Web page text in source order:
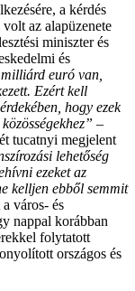
a kérdés
az alapüzenete
miniszter és
és
milliárd euró van,
Ezért kell
hogy ezek
–
tucatnyi megjelent
lehetőség
ezeket az
kelljen ebből semmit
város- és
nappal korábban
folytatott
országos és